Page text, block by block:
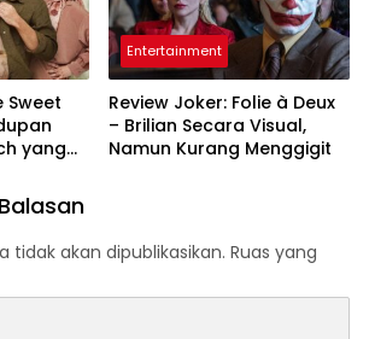
Sweet
yang
Entertainment
Review Joker: Folie à Deux
– Brilian Secara Visual,
Namun Kurang Menggigit
tidak akan dipublikasikan. Ruas yang